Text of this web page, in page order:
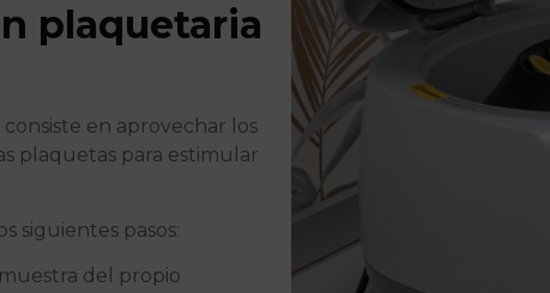
plaquetaria
consiste en aprovechar los
plaquetas para estimular
siguientes pasos:
del propio